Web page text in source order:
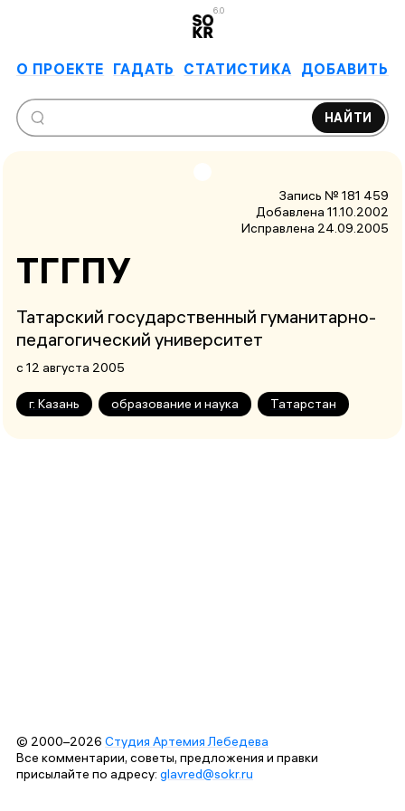
6.0
О ПРОЕКТЕ ГАДАТЬ СТАТИСТИКА ДОБАВИТЬ
НАЙТИ
Запись № 181 459
Добавлена 11.10.2002
Исправлена 24.09.2005
ТГГПУ
Татарский государственный гуманитарно-
педагогический университет
с 12 августа 2005
г. Казань образование и наука Татарстан
© 2000–2026 Студия Артемия Лебедева
Все комментарии, советы, предложения и правки
присылайте по адресу: glavred@sokr.ru